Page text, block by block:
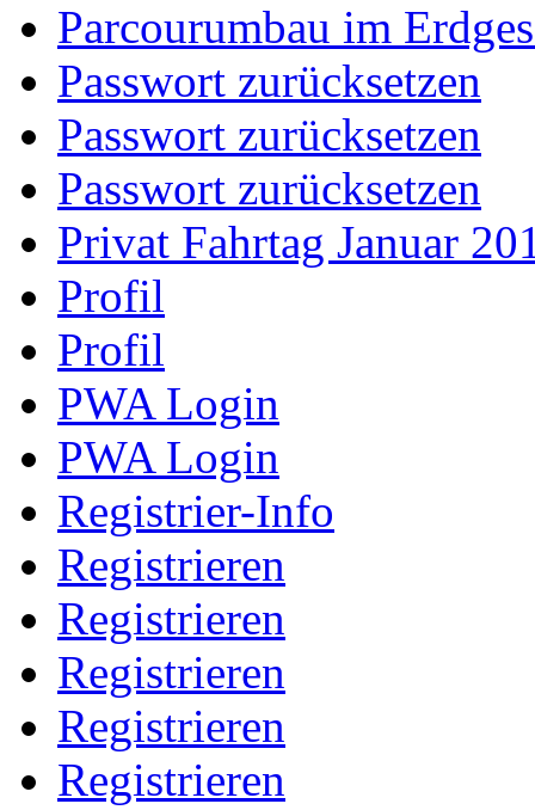
Parcourumbau im
Passwort zurücksetzen
Passwort zurücksetzen
Passwort zurücksetzen
Privat Fahrtag Januar
Profil
Profil
PWA Login
PWA Login
Registrier-Info
Registrieren
Registrieren
Registrieren
Registrieren
Registrieren